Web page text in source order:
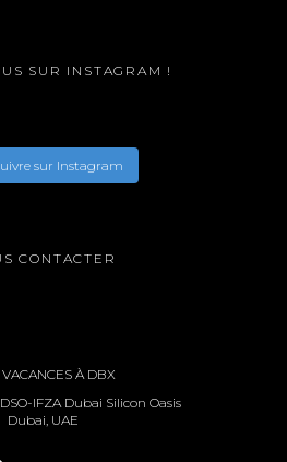
SUR INSTAGRAM !
sur Instagram
CONTACTER
À DBX
DSO-IFZA Dubai Silicon Oasis
Dubai, UAE